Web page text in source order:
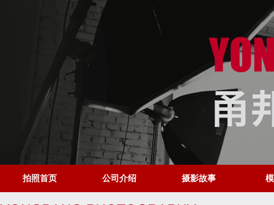
拍照首页 公司介绍 摄影故事